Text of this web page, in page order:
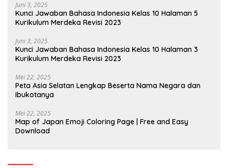
Juni 3, 2025
Kunci Jawaban Bahasa Indonesia Kelas 10 Halaman 5
Kurikulum Merdeka Revisi 2023
Juni 3, 2025
Kunci Jawaban Bahasa Indonesia Kelas 10 Halaman 3
Kurikulum Merdeka Revisi 2023
Mei 22, 2025
Peta Asia Selatan Lengkap Beserta Nama Negara dan
Ibukotanya
Mei 22, 2025
Map of Japan Emoji Coloring Page | Free and Easy
Download